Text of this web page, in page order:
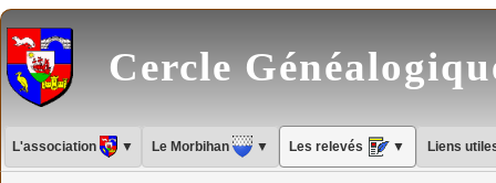
Cercle
L'association ▼ Le Morbihan ▼ Les relevés ▼ Liens